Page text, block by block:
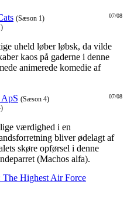
07/08
(Sæson 1)
uheld løber løbsk, da vilde
kaos på gaderne i denne
animerede komedie af
07/08
(Sæson 4)
værdighed i en
bliver ødelagt af
skøre opførsel i denne
(Machos alfa).